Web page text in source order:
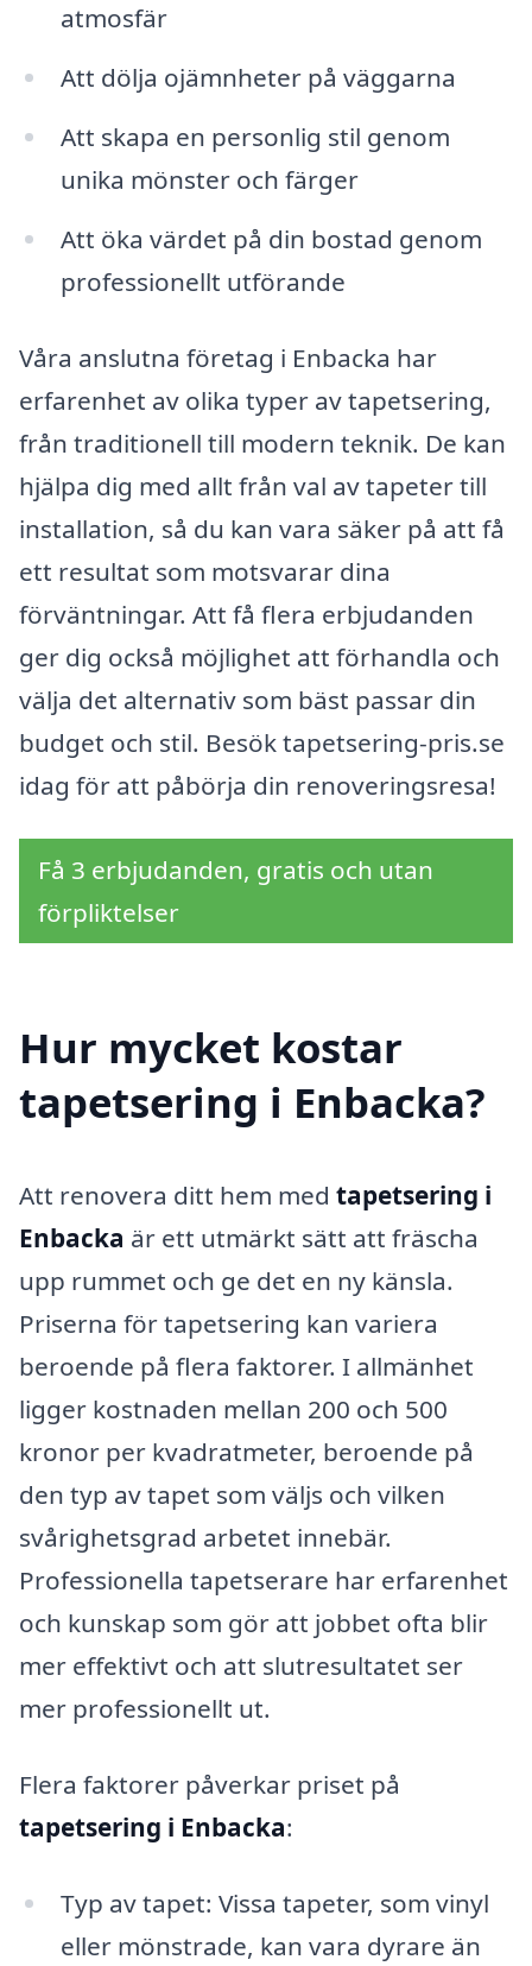
atmosfär
Att dölja ojämnheter på väggarna
Att skapa en personlig stil genom
unika mönster och färger
Att öka värdet på din bostad genom
professionellt utförande
Våra anslutna företag i Enbacka har
erfarenhet av olika typer av tapetsering,
från traditionell till modern teknik. De kan
hjälpa dig med allt från val av tapeter till
installation, så du kan vara säker på att få
ett resultat som motsvarar dina
förväntningar. Att få flera erbjudanden
ger dig också möjlighet att förhandla och
välja det alternativ som bäst passar din
budget och stil. Besök tapetsering-pris.se
idag för att påbörja din renoveringsresa!
Få 3 erbjudanden, gratis och utan
förpliktelser
Hur mycket kostar
tapetsering i Enbacka?
Att renovera ditt hem med tapetsering i
Enbacka är ett utmärkt sätt att fräscha
upp rummet och ge det en ny känsla.
Priserna för tapetsering kan variera
beroende på flera faktorer. I allmänhet
ligger kostnaden mellan 200 och 500
kronor per kvadratmeter, beroende på
den typ av tapet som väljs och vilken
svårighetsgrad arbetet innebär.
Professionella tapetserare har erfarenhet
och kunskap som gör att jobbet ofta blir
mer effektivt och att slutresultatet ser
mer professionellt ut.
Flera faktorer påverkar priset på
tapetsering i Enbacka:
Typ av tapet: Vissa tapeter, som vinyl
eller mönstrade, kan vara dyrare än